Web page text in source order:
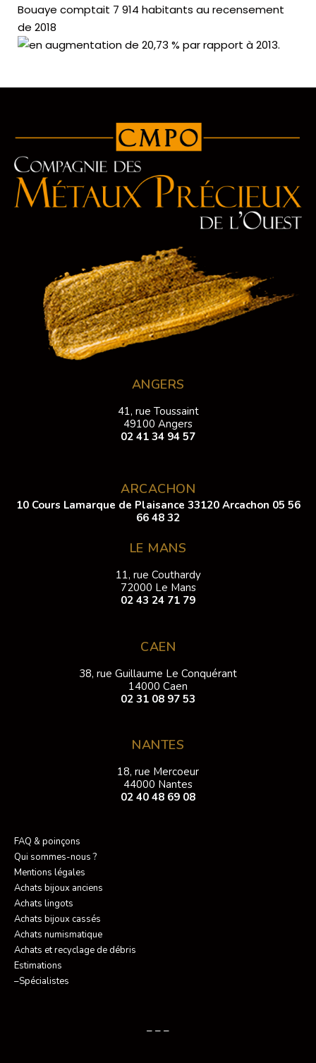
Bouaye comptait 7 914 habitants au recensement
de 2018
.
ANGERS
41, rue Toussaint
49100 Angers
02 41 34 94 57
ARCACHON
10 Cours Lamarque de Plaisance 33120 Arcachon 05 56
66 48 32
LE MANS
11, rue Couthardy
72000 Le Mans
02 43 24 71 79
CAEN
38, rue Guillaume Le Conquérant
14000 Caen
02 31 08 97 53
NANTES
18, rue Mercoeur
44000 Nantes
02 40 48 69 08
FAQ & poinçons
Qui sommes-nous ?
Mentions légales
Achats bijoux anciens
Achats lingots
Achats bijoux cassés
Achats numismatique
Achats et recyclage de débris
Estimations
–Spécialistes
– – –